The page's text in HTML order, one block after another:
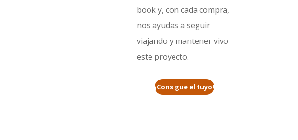
book y, con cada compra,
nos ayudas a seguir
viajando y mantener vivo
este proyecto.
¡Consigue el tuyo!